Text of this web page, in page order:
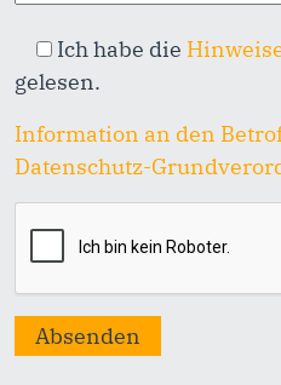
Ich habe die
gelesen.
Information an den
Datenschutz-